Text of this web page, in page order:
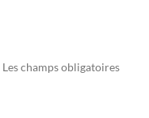
Les champs obligatoires